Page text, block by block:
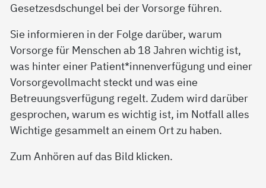
Gesetzesdschungel bei der Vorsorge führen.
Sie informieren in der Folge darüber, warum
Vorsorge für Menschen ab 18 Jahren wichtig ist,
was hinter einer Patient*innenverfügung und einer
Vorsorgevollmacht steckt und was eine
Betreuungsverfügung regelt. Zudem wird darüber
gesprochen, warum es wichtig ist, im Notfall alles
Wichtige gesammelt an einem Ort zu haben.
Zum Anhören auf das Bild klicken.